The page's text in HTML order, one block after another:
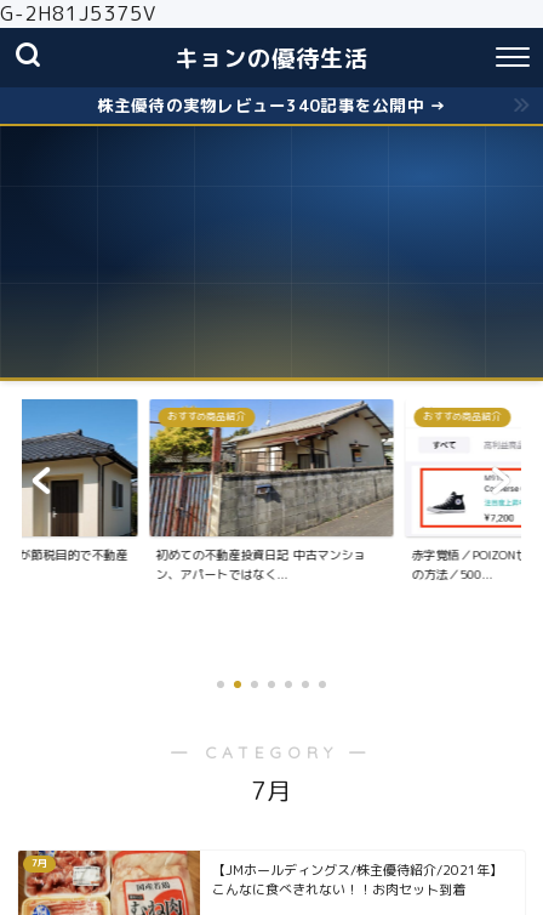
G-2H81J5375V
キョンの優待生活
株主優待の実物レビュー340記事を公開中 →
員が節税目的で不動産
おすすめ商品紹介
初めての不動産投資日記 中古マンショ
ン、アパートではなく...
おすすめ商品紹介
赤字覚悟／POIZONせ
の方法／500...
― CATEGORY ―
7月
7月
【JMホールディングス/株主優待紹介/2021年】
こんなに食べきれない！！お肉セット到着